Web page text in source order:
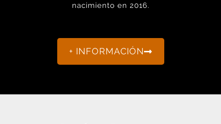
nacimiento en 2016.
+ INFORMACIÓN